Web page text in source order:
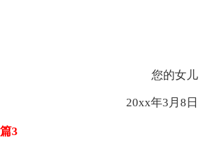
您的女儿
20xx年3月8日
3